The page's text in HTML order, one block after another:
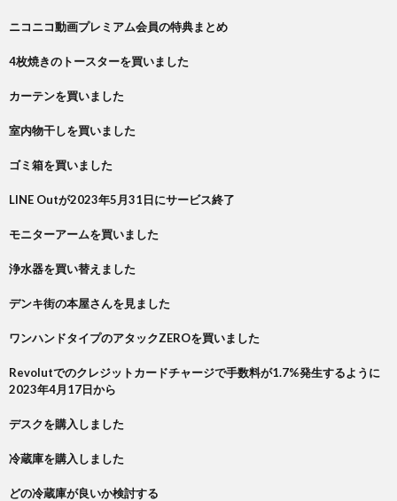
ニコニコ動画プレミアム会員の特典まとめ
4枚焼きのトースターを買いました
カーテンを買いました
室内物干しを買いました
ゴミ箱を買いました
LINE Outが2023年5月31日にサービス終了
モニターアームを買いました
浄水器を買い替えました
デンキ街の本屋さんを見ました
ワンハンドタイプのアタックZEROを買いました
Revolutでのクレジットカードチャージで手数料が1.7%発生するように
2023年4月17日から
デスクを購入しました
冷蔵庫を購入しました
どの冷蔵庫が良いか検討する